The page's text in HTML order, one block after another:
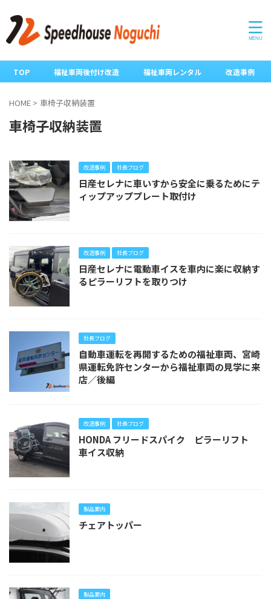
TOP 福祉車両後付け改造 福祉車両レンタル 改造事例
HOME > 車椅子収納装置
車椅子収納装置
改造事例 社長ブログ
日産セレナに車いすから安全に乗るためにテ
ィップアッププレート取付け
改造事例 社長ブログ
日産セレナに電動車イスを車内に楽に収納す
るピラーリフトを取りつけ
社長ブログ
自動車運転を再開するための福祉車両、宮崎
県運転免許センターから福祉車両の見学に来
店／後編
改造事例 社長ブログ
HONDA フリードスパイク ピラーリフト
車イス収納
製品案内
チェアトッパー
製品案内